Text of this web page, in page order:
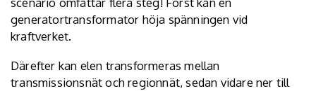
generatortransformator höja spänningen vid
kraftverket.
Därefter kan elen transformeras mellan
transmissionsnät och regionnät, sedan vidare ner till